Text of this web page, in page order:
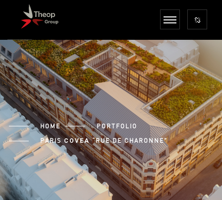
HOME PORTFOLIO
PARISCOVEA“RUE DE CHARONNE”